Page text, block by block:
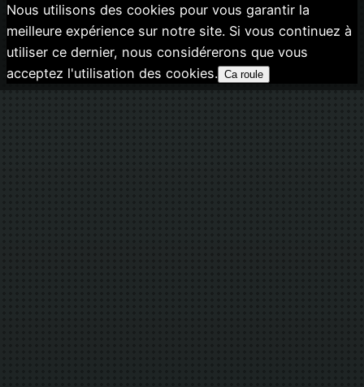
Nous utilisons des cookies pour vous garantir la
meilleure expérience sur notre site. Si vous continuez à
utiliser ce dernier, nous considérerons que vous
acceptez l'utilisation des cookies. Ca roule